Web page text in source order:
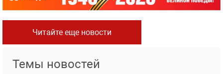
Читайте еще новости
Темы новостей